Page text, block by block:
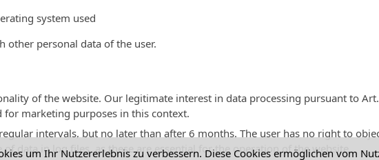
um Ihr Nutzererlebnis zu verbessern. Diese Cookies ermöglichen vom
system used
other personal data of the user.
of the website. Our legitimate interest in data processing pursuant to
for marketing purposes in this context.
intervals, but no later than after 6 months. The user has no right to
of data in log files, as these are essential for the operation of the website.